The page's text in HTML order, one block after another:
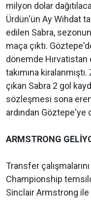
milyon dolar
Ürdün'ün Ay Wihdat
edilen Sabra,
maça çıktı.
dönemde
takımına
çıkan Sabra 2 gol
sözleşmesi sona eren
ardından Göztepe'ye
ARMSTRONG
Transfer
Championship
Sinclair Armstrong ile